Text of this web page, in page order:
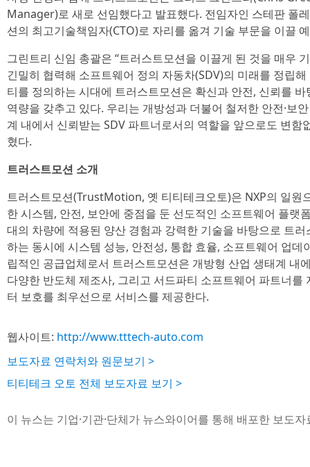
Manager)로 새로 선임했다고 발표했다. 전임자인 스테판 폴
션의 최고기술책임자(CTO)로 자리를 옮겨 기술 부문을 이끌
그린트리 신임 총괄은 “트러스트모션을 이끌게 된 것을 매우
긴밀히 협력해 소프트웨어 정의 자동차(SDV)의 미래를 정립
티를 정의하는 시대에 트러스트모션은 확신과 안전, 신뢰를
역량을 갖추고 있다. 우리는 개방성과 더불어 철저한 안전·보
계 내에서 신뢰받는 SDV 파트너로서의 역할을 앞으로도 변함
혔다.
트러스트모션 소개
트러스트모션(TrustMotion, 옛 티티테크오토)은 NXP의 일원
한 시스템, 안전, 보안에 중점을 둔 선도적인 소프트웨어 플랫
대의 차량에 적용된 양산 경험과 강력한 기술을 바탕으로 트
하는 동시에 시스템 성능, 안전성, 통합 효율, 소프트웨어 업
립적인 공급업체로서 트러스트모션은 개방형 산업 생태계 내
다양한 반도체 제조사, 그리고 서드파티 소프트웨어 파트너를
터 보호를 최우선으로 서비스를 제공한다.
웹사이트: http://www.tttech-auto.com
보도자료 연락처와 원문보기 >
티티테크 오토 전체 보도자료 보기 >
이 뉴스는 기업·기관·단체가 뉴스와이어를 통해 배포한 보도